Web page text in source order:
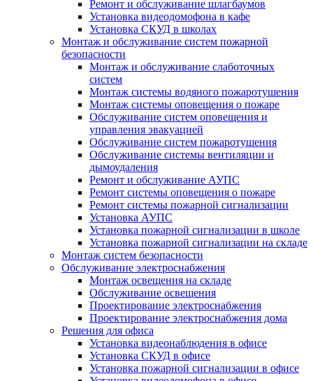
Ремонт и обслуживание шлагбаумов
Установка видеодомофона в кафе
Установка СКУД в школах
Монтаж и обслуживание систем пожарной
безопасности
Монтаж и обслуживание слаботочных
систем
Монтаж системы водяного пожаротушения
Монтаж системы оповещения о пожаре
Обслуживание систем оповещения и
управления эвакуацией
Обслуживание систем пожаротушения
Обслуживание системы вентиляции и
дымоудаления
Ремонт и обслуживание АУПС
Ремонт системы оповещения о пожаре
Ремонт системы пожарной сигнализации
Установка АУПС
Установка пожарной сигнализации в школе
Установка пожарной сигнализации на складе
Монтаж систем безопасности
Обслуживание электроснабжения
Монтаж освещения на складе
Обслуживание освещения
Проектирование электроснабжения
Проектирование электроснабжения дома
Решения для офиса
Установка видеонаблюдения в офисе
Установка СКУД в офисе
Установка пожарной сигнализации в офисе